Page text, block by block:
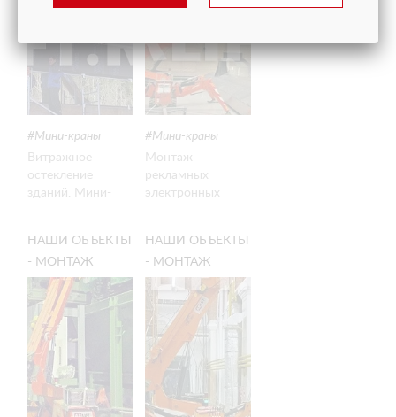
Мини-краны
Витражное
остекление
зданий. Мини-
присоска Glass
Boy 500 -
Сортавала
Мини-краны
Монтаж
рекламных
электронных
НАШИ ОБЪЕКТЫ
- МОНТАЖ
МЕТАЛЛОКОНСТРУКЦИЙ
НА ЛЕСОЗАВОДЕ
НАШИ ОБЪЕКТЫ
- МОНТАЖ
ОГНЕУПОРНЫХ
СТЕКОЛ